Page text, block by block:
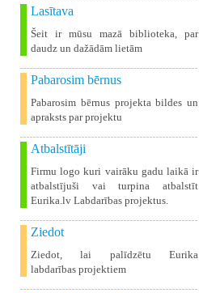
Lasītava
Šeit ir mūsu mazā biblioteka, par
daudz un dažādām lietām
Pabarosim bērnus
Pabarosim bērnus projekta bildes un
apraksts par projektu
Atbalstītāji
Firmu logo kuri vairāku gadu laikā ir
atbalstījuši vai turpina atbalstīt
Eurika.lv Labdarības projektus.
Ziedot
Ziedot, lai palīdzētu Eurika
labdarības projektiem